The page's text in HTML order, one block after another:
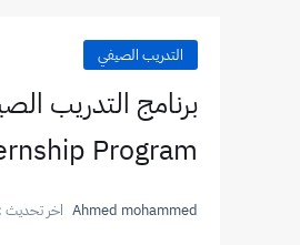
التدريب الصيفي
Program
Ahmed mohammed اخر تحديث :